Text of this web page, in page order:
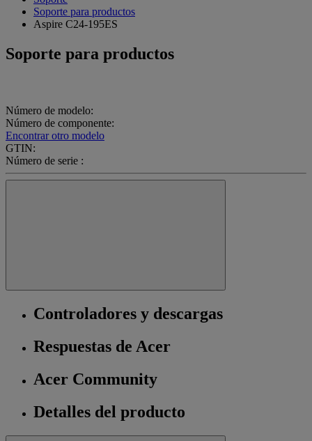
Soporte para productos
Aspire C24-195ES
Soporte para productos
Número de modelo:
Número de componente:
Encontrar otro modelo
GTIN:
Número de serie :
Controladores y descargas
Respuestas de Acer
Acer Community
Detalles del producto